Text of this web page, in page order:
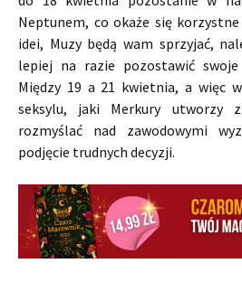
Neptunem, co okaże się
idei, Muzy będą wam sprzyjać,
lepiej na razie pozostawić swoje
Między 19 a 21 kwietnia, a więc
seksylu, jaki Merkury utworzy
rozmyślać nad zawodowymi
podjęcie trudnych decyzji.